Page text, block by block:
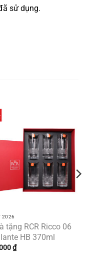
sử dụng.
2026
tặng RCR Ricco 06
HB 370ml
₫